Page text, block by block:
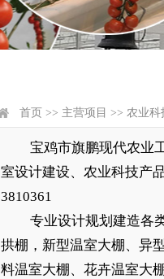
首页 >> 主营项目 >> 农业科
宝鸡市旗鹏现代农业
室设计建设、农业科技产
3810361
专业设计规划建造各
拱棚，新型温室大棚、异
料温室大棚、花卉温室大